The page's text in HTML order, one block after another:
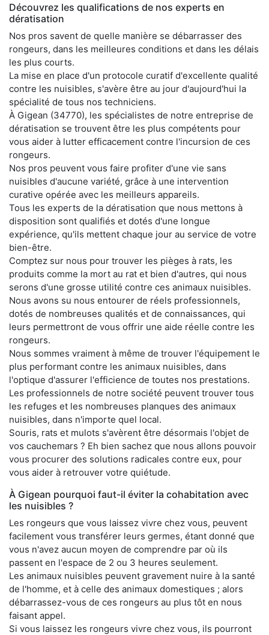
Découvrez les qualifications de nos experts en
dératisation
Nos pros savent de quelle manière se débarrasser des
rongeurs, dans les meilleures conditions et dans les délais
les plus courts.
La mise en place d'un protocole curatif d'excellente qualité
contre les nuisibles, s'avère être au jour d'aujourd'hui la
spécialité de tous nos techniciens.
À Gigean (34770), les spécialistes de notre entreprise de
dératisation se trouvent être les plus compétents pour
vous aider à lutter efficacement contre l'incursion de ces
rongeurs.
Nos pros peuvent vous faire profiter d'une vie sans
nuisibles d'aucune variété, grâce à une intervention
curative opérée avec les meilleurs appareils.
Tous les experts de la dératisation que nous mettons à
disposition sont qualifiés et dotés d'une longue
expérience, qu'ils mettent chaque jour au service de votre
bien-être.
Comptez sur nous pour trouver les pièges à rats, les
produits comme la mort au rat et bien d'autres, qui nous
serons d'une grosse utilité contre ces animaux nuisibles.
Nous avons su nous entourer de réels professionnels,
dotés de nombreuses qualités et de connaissances, qui
leurs permettront de vous offrir une aide réelle contre les
rongeurs.
Nous sommes vraiment à même de trouver l'équipement le
plus performant contre les animaux nuisibles, dans
l'optique d'assurer l'efficience de toutes nos prestations.
Les professionnels de notre société peuvent trouver tous
les refuges et les nombreuses planques des animaux
nuisibles, dans n'importe quel local.
Souris, rats et mulots s'avèrent être désormais l'objet de
vos cauchemars ? Eh bien sachez que nous allons pouvoir
vous procurer des solutions radicales contre eux, pour
vous aider à retrouver votre quiétude.
À Gigean pourquoi faut-il éviter la cohabitation avec
les nuisibles ?
Les rongeurs que vous laissez vivre chez vous, peuvent
facilement vous transférer leurs germes, étant donné que
vous n'avez aucun moyen de comprendre par où ils
passent en l'espace de 2 ou 3 heures seulement.
Les animaux nuisibles peuvent gravement nuire à la santé
de l'homme, et à celle des animaux domestiques ; alors
débarrassez-vous de ces rongeurs au plus tôt en nous
faisant appel.
Si vous laissez les rongeurs vivre chez vous, ils pourront